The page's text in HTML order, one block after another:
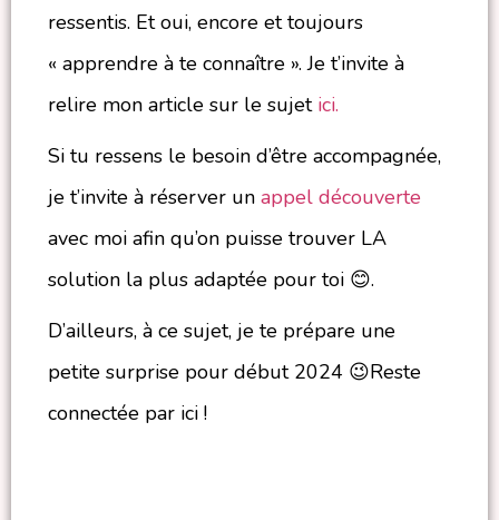
ressentis. Et oui, encore et toujours
« apprendre à te connaître ». Je t’invite à
relire mon article sur le sujet ici.
Si tu ressens le besoin d’être accompagnée,
je t’invite à réserver un appel découverte
avec moi afin qu’on puisse trouver LA
solution la plus adaptée pour toi 😊.
D’ailleurs, à ce sujet, je te prépare une
petite surprise pour début 2024 😉Reste
connectée par ici !